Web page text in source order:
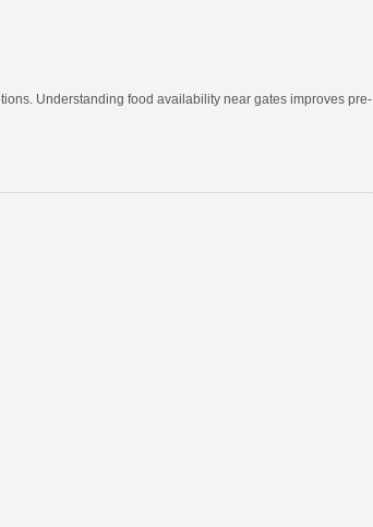
Understanding food availability near gates improves pre-